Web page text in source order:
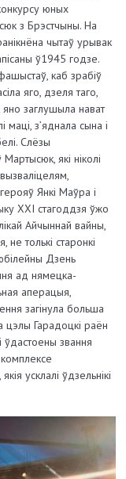
юных
з Брэстчыны. На
чытаў урывак
ў1945 годзе.
каб зрабіў
яго, дзеля таго,
заглушыла нават
з’яднала сына і
Слёзы
які ніколі
Янкі Маўра і
ХХІ стагоддзя ўжо
Айчыннай вайны,
не толькі старонкі
Дзень
ад нямецка-
аперацыя,
загінула больша
цэлы Гарадоцкі раён
звання
усклалі ўдзельнікі